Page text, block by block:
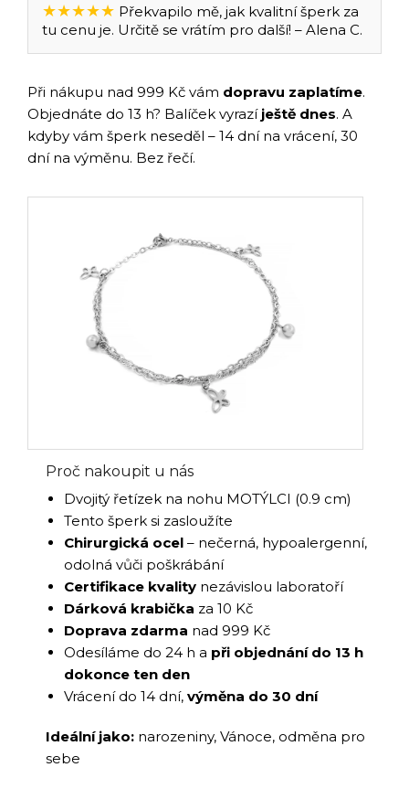
★★★★★ Překvapilo mě, jak kvalitní šperk za
tu cenu je. Určitě se vrátím pro další! – Alena C.
Při nákupu nad 999 Kč vám dopravu zaplatíme.
Objednáte do 13 h? Balíček vyrazí ještě dnes. A
kdyby vám šperk neseděl – 14 dní na vrácení, 30
dní na výměnu. Bez řečí.
Proč nakoupit u nás
Dvojitý řetízek na nohu MOTÝLCI (0.9 cm)
Tento šperk si zasloužíte
Chirurgická ocel – nečerná, hypoalergenní,
odolná vůči poškrábání
Certifikace kvality nezávislou laboratoří
Dárková krabička za 10 Kč
Doprava zdarma nad 999 Kč
Odesíláme do 24 h a při objednání do 13 h
dokonce ten den
Vrácení do 14 dní, výměna do 30 dní
Ideální jako: narozeniny, Vánoce, odměna pro
sebe